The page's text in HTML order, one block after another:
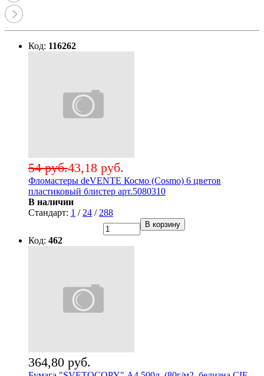
Код: 116262
43,18 руб.
54 руб.
Фломастеры deVENTE Космо (Cosmo) 6 цветов
пластиковый блистер арт.5080310
В наличии
Стандарт: 1 / 24 / 288
В корзину
Код: 462
364,80 руб.